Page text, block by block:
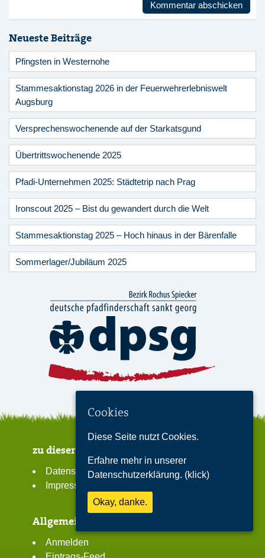
Neueste Beiträge
Pfingsten in Westernohe
Stammesaktionstag 2026 in der Feuerwehrerlebniswelt
Augsburg
Versprechenswochenende auf der Starkatsgund
Übertrittswochenende 2025
Pfadi-Unternehmen 2025: Städtetrip nach Prag
Ironscout 2025 – Bist du gewandert durch die Welt
Stammesaktionstag 2025 – Hoch hinaus in der Bärenfalle
Sommerlager/Jubiläum 2025
zu dieser Seite
Datenschutzerklärung
Impressum
Allgemeines
Anmelden
Cookies
Diese Seite nutzt Cookies.
Erfahre mehr in unserer
Datenschutzerklärung. (klick)
Okay, danke.